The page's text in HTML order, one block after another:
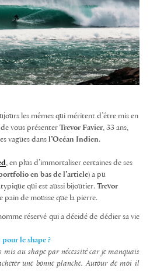
les mêmes qui méritent d’être mis en
vous présenter Trevor Favier, 33 ans,
vagues dans l’Océan Indien.
, en plus d’immortaliser certaines de ses
en bas de l’article) a pu
qui est aussi bijoutier. Trevor
pain de mousse que la pierre.
réservé qui a décidé de dédier sa vie
le shape ?
mis au shape par nécessité car je manquais
une bonne planche. Autour de moi il